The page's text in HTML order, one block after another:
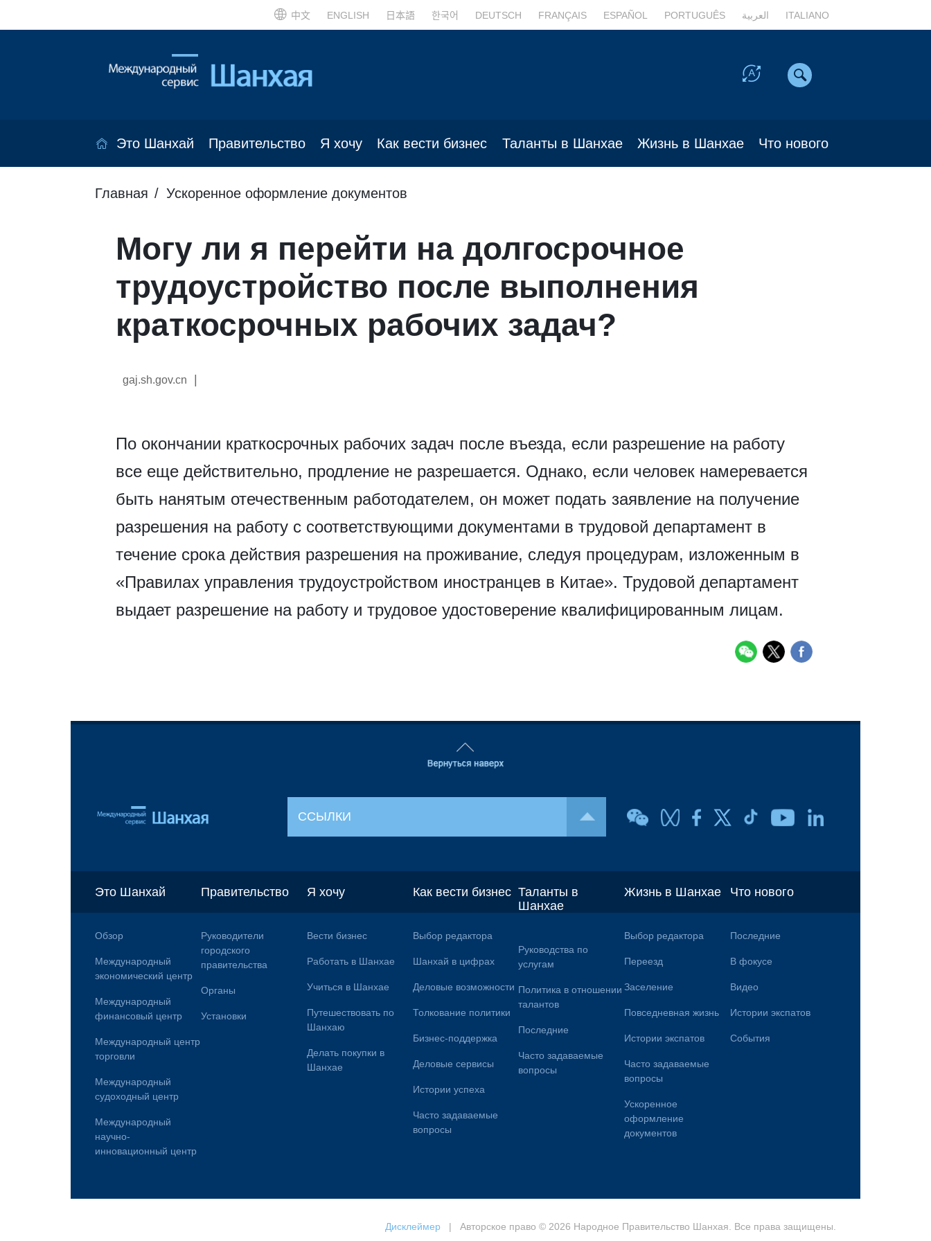
中文 ENGLISH 日本語 한국어 DEUTSCH FRANÇAIS ESPAÑOL PORTUGUÊS العربية ITALIANO
Это Шанхай Правительство Я хочу Как вести бизнес Таланты в Шанхае Жизнь в Шанхае Что нового
Главная Ускоренное оформление документов
Могу ли я перейти на долгосрочное
трудоустройство после выполнения
краткосрочных рабочих задач?
gaj.sh.gov.cn
По окончании краткосрочных рабочих задач после въезда, если разрешение на работу
все еще действительно, продление не разрешается. Однако, если человек намеревается
быть нанятым отечественным работодателем, он может подать заявление на получение
разрешения на работу с соответствующими документами в трудовой департамент в
течение срока действия разрешения на проживание, следуя процедурам, изложенным в
«Правилах управления трудоустройством иностранцев в Китае». Трудовой департамент
выдает разрешение на работу и трудовое удостоверение квалифицированным лицам.
ССЫЛКИ
Это Шанхай
Обзор
Международный
экономический центр
Международный
финансовый центр
Международный центр
торговли
Международный
судоходный центр
Международный
научно-
инновационный центр
Правительство
Руководители
городского
правительства
Органы
Установки
Я хочу
Вести бизнес
Работать в Шанхае
Учиться в Шанхае
Путешествовать по
Шанхаю
Делать покупки в
Шанхае
Как вести бизнес
Выбор редактора
Шанхай в цифрах
Деловые возможности
Толкование политики
Бизнес-поддержка
Деловые сервисы
Истории успеха
Часто задаваемые
вопросы
Таланты в
Шанхае
Руководства по
услугам
Политика в отношении
талантов
Последние
Часто задаваемые
вопросы
Жизнь в Шанхае
Выбор редактора
Переезд
Заселение
Повседневная жизнь
Истории экспатов
Часто задаваемые
вопросы
Ускоренное
оформление
документов
Что нового
Последние
В фокусе
Видео
Истории экспатов
События
Дисклеймер | Авторское право © 2026 Народное Правительство Шанхая. Все права защищены.